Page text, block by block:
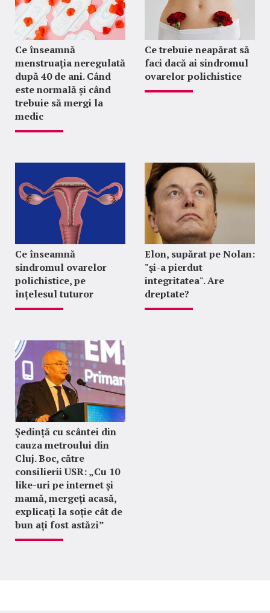
Ce înseamnă
menstruația neregulată
după 40 de ani. Când
este normală și când
trebuie să mergi la
medic
Ce trebuie neapărat să
faci dacă ai sindromul
ovarelor polichistice
Ce înseamnă
sindromul ovarelor
polichistice, pe
înțelesul tuturor
Elon, supărat pe Nolan:
"şi-a pierdut
integritatea". Are
dreptate?
Ședință cu scântei din
cauza metroului din
Cluj. Boc, către
consilierii USR: „Cu 10
like-uri pe internet și
mamă, mergeți acasă,
explicați la soție cât de
bun ați fost astăzi”